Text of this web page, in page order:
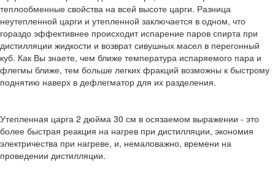
теплообменные свойства на всей высоте царги. Разница
неутепленной царги и утепленной заключается в одном, что
гораздо эффективнее происходит испарение паров спирта при
дистилляции жидкости и возврат сивушных масел в перегонный
куб. Как Вы знаете, чем ближе температура испаряемого пара и
флегмы ближе, тем больше легких фракций возможны к быстрому
поднятию наверх в дефлегматор для их разделения.
Утепленная царга 2 дюйма 30 см в осязаемом выражении - это
более быстрая реакция на нагрев при дистилляции, экономия
электричества при нагреве, и, немаловажно, времени на
проведении дистилляции.